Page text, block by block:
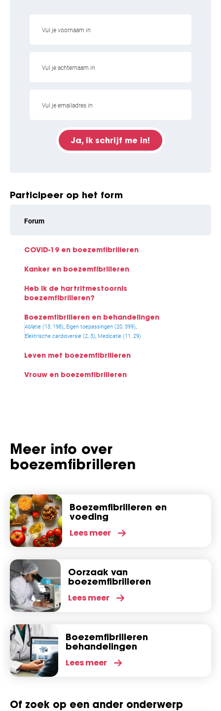
en fruitvliegen. Door gebruik te maken
en diagnostiek ontdekt. Om deze
Groot (Erasmus MC) en de stichting AFIP.
gepubliceerd in toonaangevende
wetenschappelijke tijdschriften
waaronder Nature Communications,
Ja, ik schrijf me in!
Participeer op het form
Forum
COVID-19 en boezemfibrilleren
Kanker en boezemfibrilleren
Heb ik de hartritmestoornis
boezemfibrilleren?
Boezemfibrilleren en behandelingen
Ablatie (13, 198) Eigen toepassingen (20, 399)
Elektrische cardioversie (2, 3) Medicatie (11, 29)
Leven met boezemfibrilleren
Vrouw en boezemfibrilleren
Meer info over
boezemfibrilleren
Boezemfibrilleren en
voeding
Lees meer
Oorzaak van
boezemfibrilleren
Lees meer
Boezemfibrilleren
behandelingen
Lees meer
Of zoek op een ander onderwerp